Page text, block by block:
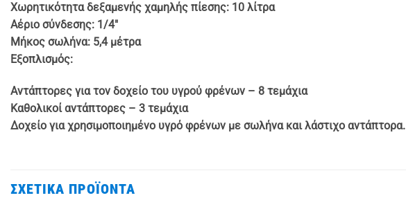
Χωρητικότητα δεξαμενής χαμηλής πίεσης: 10 λίτρα
Αέριο σύνδεσης: 1/4″
Μήκος σωλήνα: 5,4 μέτρα
Εξοπλισμός:
Αντάπτορες για τον δοχείο του υγρού φρένων – 8 τεμάχια
Καθολικοί αντάπτορες – 3 τεμάχια
Δοχείο για χρησιμοποιημένο υγρό φρένων με σωλήνα και λάστιχο αντάπτορα.
ΣΧΕΤΙΚΆ ΠΡΟΪΌΝΤΑ